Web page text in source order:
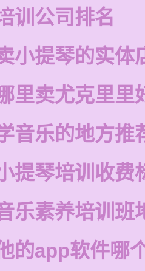
训公司排名
小提琴的实体
里卖尤克里里
音乐的地方推
提琴培训收费
乐素养培训班
的app软件哪